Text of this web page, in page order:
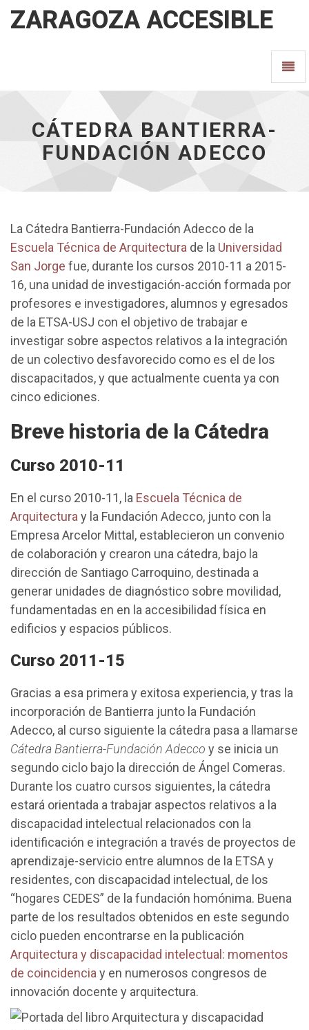
ZARAGOZA ACCESIBLE
Adecco
CÁTEDRA BANTIERRA-
FUNDACIÓN ADECCO
La Cátedra Bantierra-Fundación Adecco de la
Escuela Técnica de Arquitectura de la Universidad
San Jorge fue, durante los cursos 2010-11 a 2015-
16, una unidad de investigación-acción formada por
profesores e investigadores, alumnos y egresados
de la ETSA-USJ con el objetivo de trabajar e
investigar sobre aspectos relativos a la integración
de un colectivo desfavorecido como es el de los
discapacitados, y que actualmente cuenta ya con
cinco ediciones.
Breve historia de la Cátedra
Curso 2010-11
En el curso 2010-11, la Escuela Técnica de
Arquitectura y la Fundación Adecco, junto con la
Empresa Arcelor Mittal, establecieron un convenio
de colaboración y crearon una cátedra, bajo la
dirección de Santiago Carroquino, destinada a
generar unidades de diagnóstico sobre movilidad,
fundamentadas en en la accesibilidad física en
edificios y espacios públicos.
Curso 2011-15
Gracias a esa primera y exitosa experiencia, y tras la
incorporación de Bantierra junto la Fundación
Adecco, al curso siguiente la cátedra pasa a llamarse
Cátedra Bantierra-Fundación Adecco y se inicia un
segundo ciclo bajo la dirección de Ángel Comeras.
Durante los cuatro cursos siguientes, la cátedra
estará orientada a trabajar aspectos relativos a la
discapacidad intelectual relacionados con la
identificación e integración a través de proyectos de
aprendizaje-servicio entre alumnos de la ETSA y
residentes, con discapacidad intelectual, de los
“hogares CEDES” de la fundación homónima. Buena
parte de los resultados obtenidos en este segundo
ciclo pueden encontrarse en la publicación
Arquitectura y discapacidad intelectual: momentos
de coincidencia y en numerosos congresos de
innovación docente y arquitectura.